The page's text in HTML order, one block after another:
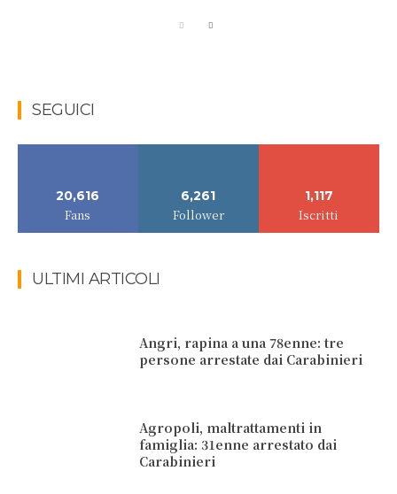
SEGUICI
20,616
Fans
6,261
Follower
1,117
Iscritti
ULTIMI ARTICOLI
Angri, rapina a una 78enne: tre
persone arrestate dai Carabinieri
Agropoli, maltrattamenti in
famiglia: 31enne arrestato dai
Carabinieri